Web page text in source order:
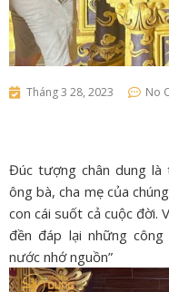
Tháng 3 28, 2023 No
Đúc tượng chân dung là
ông bà, cha mẹ của
con cái suốt cả cuộc đời.
đền đáp lại những
nước nhớ nguồn”